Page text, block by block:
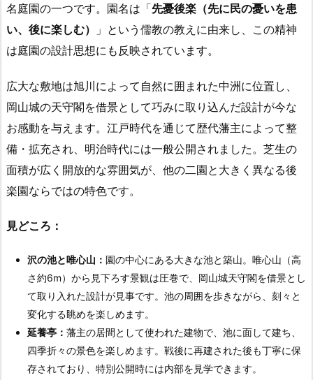
名庭園の一つです。園名は「先憂後楽（先に民の憂いを患
い、後に楽しむ）
」という儒教の教えに由来し、この精神
は庭園の設計思想にも反映されています。
広大な敷地は旭川によって自然に囲まれた中洲に位置し、
岡山城の天守閣を借景として巧みに取り込んだ設計が今な
お感動を与えます。江戸時代を通じて歴代藩主によって整
備・拡充され、明治時代には一般公開されました。芝生の
面積が広く開放的な雰囲気が、他の二園と大きく異なる後
楽園ならではの特色です。
見どころ：
沢の池と唯心山： 園の中心にある大きな池と築山。唯心山（高
さ約6m）から見下ろす景観は圧巻で、岡山城天守閣を借景とし
て取り入れた設計が見事です。池の周囲を歩きながら、刻々と
変化する眺めを楽しめます。
延養亭： 藩主の居間として使われた建物で、池に面して建ち、
四季折々の景色を楽しめます。戦後に再建された後も丁寧に保
存されており、特別公開時には内部を見学できます。